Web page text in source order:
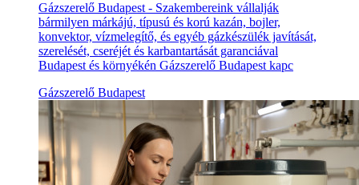
Gázszerelő Budapest - Szakembereink vállalják
bármilyen márkájú, típusú és korú kazán, bojler,
konvektor, vízmelegítő, és egyéb gázkészülék javítását,
szerelését, cseréjét és karbantartását garanciával
Budapest és környékén Gázszerelő Budapest kapc
Gázszerelő Budapest